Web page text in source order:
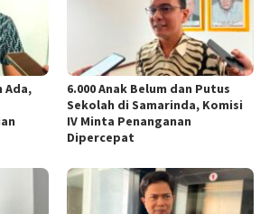
Ada,
6.000 Anak Belum dan Putus
Sekolah di Samarinda, Komisi
IV Minta Penanganan
Dipercepat